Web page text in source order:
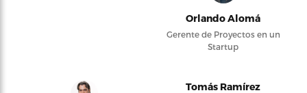
Orlando Alomá
Gerente de Proyectos en un
Startup
Tomás Ramírez